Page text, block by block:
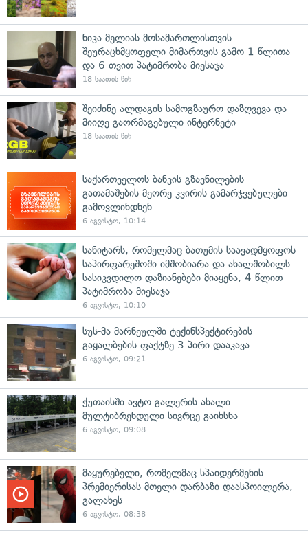
ნიკა მელიას მოსამართლისთვის
შეურაცხმყოფელი მიმართვის გამო 1 წლითა
და 6 თვით პატიმრობა მიესაჯა
18 საათის წინ
შეიძინე ალდაგის სამოგზაურო დაზღვევა და
მიიღე გაორმაგებული ინტერნეტი
18 საათის წინ
საქართველოს ბანკის გზავნილების
გათამაშების მეორე კვირის გამარჯვებულები
გამოვლინდნენ
6 აგვისტო, 10:14
სანიტარს, რომელმაც ბათუმის საავადმყოფოს
საპირფარეშოში იმშობიარა და ახალშობილს
სასიკვდილო დაზიანებები მიაყენა, 4 წლით
პატიმრობა მიესაჯა
6 აგვისტო, 10:10
სუს-მა მარნეულში ტექინსპექტირების
გაყალბების ფაქტზე 3 პირი დააკავა
6 აგვისტო, 09:21
ქუთაისში ავტო გალერის ახალი
მულტიბრენდული სივრცე გაიხსნა
6 აგვისტო, 09:08
მაყურებელი, რომელმაც სპაიდერმენის
პრემიერისას მთელი დარბაზი დაასპოილერა,
გალახეს
6 აგვისტო, 08:38